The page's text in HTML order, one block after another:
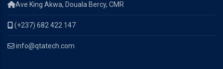
Ave King Akwa, Douala Bercy, CMR
(+237) 682 422 147
info@qtatech.com